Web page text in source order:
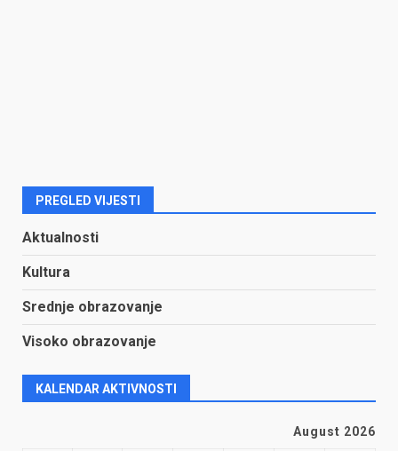
PREGLED VIJESTI
Aktualnosti
Kultura
Srednje obrazovanje
Visoko obrazovanje
KALENDAR AKTIVNOSTI
August 2026